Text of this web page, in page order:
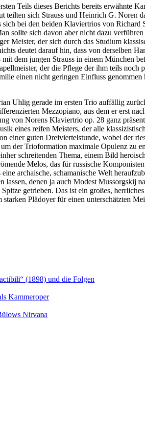
Teils dieses Berichts bereits erwähnte
teilten sich Strauss und Heinrich G.
sich bei den beiden Klaviertrios von
sollte sich davon aber nicht dazu
Meister, der sich durch das Studium
deutet darauf hin, dass von derselben
dem jungen Strauss in einem München
der die Pflege der ihm teils
einen nicht geringen Einfluss
Uhlig gerade im ersten Trio auffällig
Mezzopiano, aus dem er erst
von Norens Klaviertrio op. 28 ganz
eines reifen Meisters, der alle
einer guten Dreiviertelstunde, wobei der
der Trioformation maximale Opulenz zu
schreitenden Thema, einem Bild
Melos, das für russische
archaische, schamanische Welt
denen ja auch Modest Mussorgskij
getrieben. Das ist ein großes,
Plädoyer für einen unterschätzten
(1898) und die Folgen
Kammeroper
Nirvana